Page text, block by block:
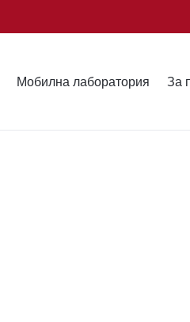
Мобилна лаборатория За